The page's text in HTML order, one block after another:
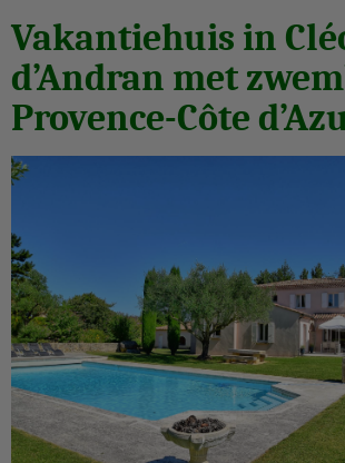
Vakantiehuis in
d’Andran met
Provence-Côte